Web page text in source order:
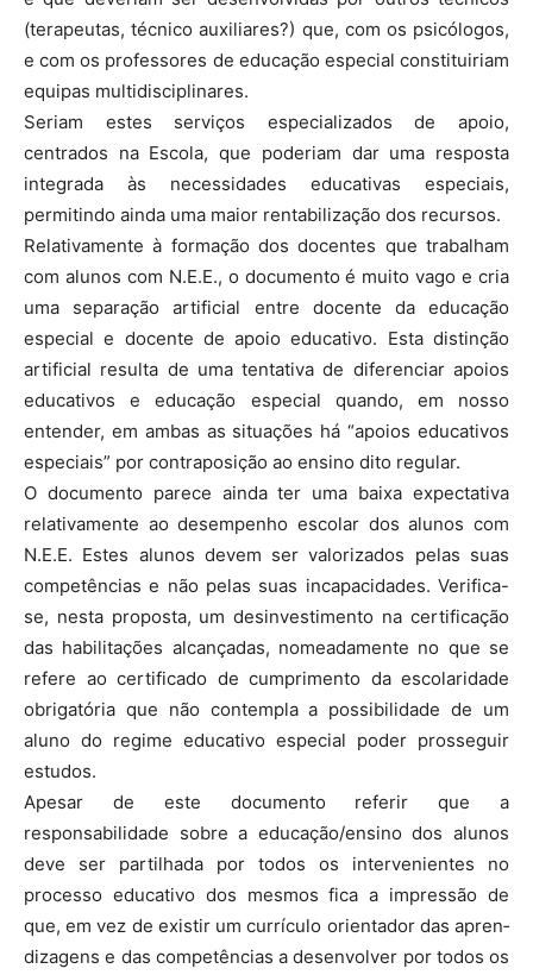
(terapeutas, técnico auxiliares?) que, com os psicólogos,
e com os professores de educação especial constituiriam
equipas multidisciplinares.
Seriam estes serviços especializados de apoio,
centrados na Escola, que poderiam dar uma resposta
integrada às necessidades educativas especiais,
permitindo ainda uma maior rentabilização dos recursos.
Relativamente à formação dos docentes que trabalham
com alunos com N.E.E., o documento é muito vago e cria
uma separação artificial entre docente da educação
especial e docente de apoio educativo. Esta distinção
artificial resulta de uma tentativa de diferenciar apoios
educativos e educação especial quando, em nosso
entender, em ambas as situações há “apoios educativos
especiais” por contraposição ao ensino dito regular.
O documento parece ainda ter uma baixa expectativa
relativamente ao desempenho escolar dos alunos com
N.E.E. Estes alunos devem ser valorizados pelas suas
competências e não pelas suas incapacidades. Verifica-
se, nesta proposta, um desinvestimento na certificação
das habilitações alcançadas, nomeadamente no que se
refere ao certificado de cumprimento da escolaridade
obrigatória que não contempla a possibilidade de um
aluno do regime educativo especial poder prosseguir
estudos.
Apesar de este documento referir que a
responsabilidade sobre a educação/ensino dos alunos
deve ser partilhada por todos os intervenientes no
processo educativo dos mes­mos fica a impressão de
que, em vez de existir um currículo orientador das apren­
di­zagens e das competências a desenvolver por todos os